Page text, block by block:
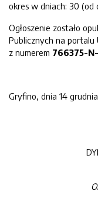
okres w dniach: 30 (od
Ogłoszenie zostało
Publicznych na portalu
z numerem 766375-
Gryfino, dnia 14
Olga